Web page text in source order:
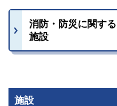
消防・防災に関する
施設
施設